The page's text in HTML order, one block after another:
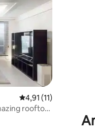
Gemiddelde
4,91 (11)
rooftop